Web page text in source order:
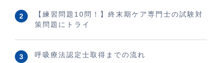
【練習問題10問！】終末期ケア専門士の試験対
策問題にトライ
呼吸療法認定士取得までの流れ